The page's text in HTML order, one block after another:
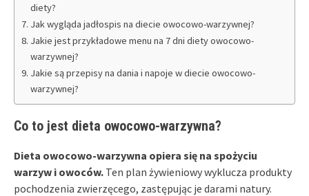
diety?
Jak wygląda jadłospis na diecie owocowo-warzywnej?
Jakie jest przykładowe menu na 7 dni diety owocowo-
warzywnej?
Jakie są przepisy na dania i napoje w diecie owocowo-
warzywnej?
Co to jest dieta owocowo-warzywna?
Dieta owocowo-warzywna opiera się na spożyciu
warzyw i owoców. Ten plan żywieniowy wyklucza produkty
pochodzenia zwierzęcego, zastępując je darami natury.